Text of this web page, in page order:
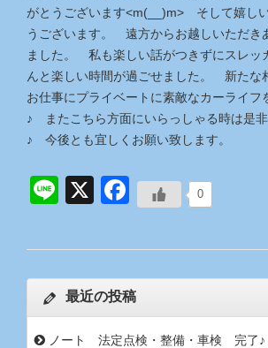
がとうございます<m(__)m> そして嬉し
うございます。 遠方からお越しいただき
ました。 私も楽しい話がつきずにスレッ
んと楽しい時間が過ごせました。 新たな
お仕事にプライベートに素敵なカーライフ
♪ またこちら方面にいらっしゃる時は是
♪ 今後とも宜しくお願い致します。
0
Line
X Facebook
最近の投稿
ノート 法定点検・整備・車検 完了♪